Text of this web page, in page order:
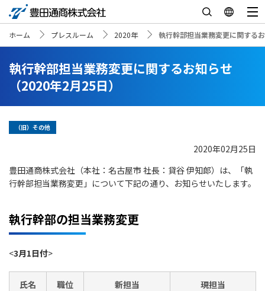
ホーム プレスルーム 2020年 執行幹部担当業務変更に関する
執行幹部担当業務変更に関するお知らせ
（2020年2月25日）
（旧）その他
2020年02月25日
豊田通商株式会社（本社：名古屋市 社長：貸谷 伊知郎）は、「執
行幹部担当業務変更」について下記の通り、お知らせいたします。
執行幹部の担当業務変更
<3月1日付>
氏名 職位 新担当 現担当